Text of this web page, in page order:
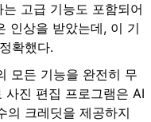
고급 기능도 포함되어
인상을 받았는데, 이 기
확했다.
모든 기능을 완전히 무
사진 편집 프로그램은 AI
의 크레딧을 제공하지